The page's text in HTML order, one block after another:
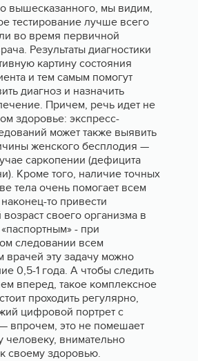
вышесказанного, мы видим,
тестирование лучше всего
во время первичной
Результаты диагностики
картину состояния
и тем самым помогут
диагноз и назначить
Причем, речь идет не
здоровье: экспресс-
может также выявить
женского бесплодия —
саркопении (дефицита
Кроме того, наличие точных
тела очень помогает всем
то привести
своего организма в
- при
следовании всем
врачей эту задачу можно
0,5-1 года. А чтобы следить
вперед, такое комплексное
проходить регулярно,
цифровой портрет с
впрочем, это не помешает
человеку, внимательно
своему здоровью.